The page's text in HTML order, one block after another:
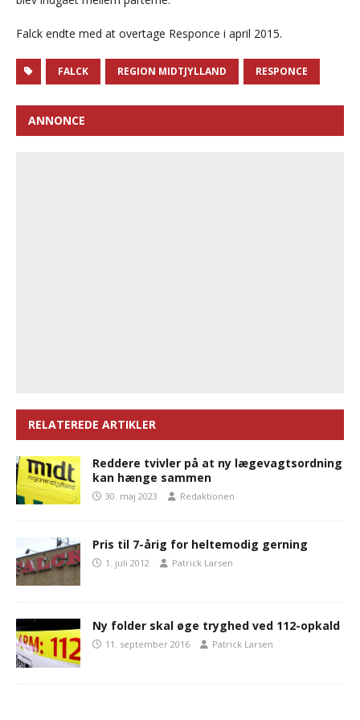
Falck endte med at overtage Responce i april 2015.
FALCK REGION MIDTJYLLAND RESPONCE
ANNONCE
RELATEREDE ARTIKLER
Reddere tvivler på at ny lægevagtsordning
kan hænge sammen
30. maj 2023 Redaktionen
Pris til 7-årig for heltemodig gerning
1. juli 2012 Patrick Larsen
Ny folder skal øge tryghed ved 112-opkald
11. september 2016 Patrick Larsen